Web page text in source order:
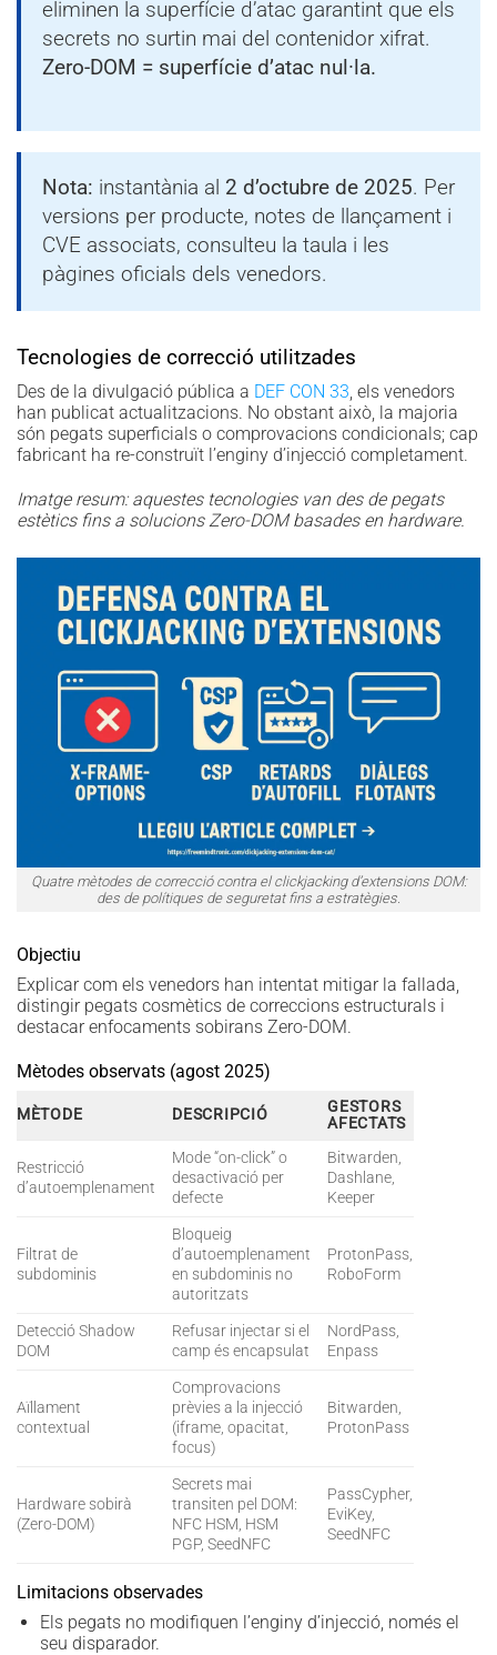
eliminen la superfície d’atac garantint que els
secrets no surtin mai del contenidor xifrat.
Zero-DOM = superfície d’atac nul·la.
Nota: instantània al 2 d’octubre de 2025. Per
versions per producte, notes de llançament i
CVE associats, consulteu la taula i les
pàgines oficials dels venedors.
Tecnologies de correcció utilitzades
Des de la divulgació pública a DEF CON 33, els venedors
han publicat actualitzacions. No obstant això, la majoria
són pegats superficials o comprovacions condicionals; cap
fabricant ha re-construït l’enginy d’injecció completament.
Imatge resum: aquestes tecnologies van des de pegats
estètics fins a solucions Zero-DOM basades en hardware.
Quatre mètodes de correcció contra el clickjacking d’extensions DOM:
des de polítiques de seguretat fins a estratègies.
Objectiu
Explicar com els venedors han intentat mitigar la fallada,
distingir pegats cosmètics de correccions estructurals i
destacar enfocaments sobirans Zero-DOM.
Mètodes observats (agost 2025)
MÈTODE DESCRIPCIÓ
GESTORS
AFECTATS
Restricció
d’autoemplenament
Mode “on-click” o
desactivació per
defecte
Bitwarden,
Dashlane,
Keeper
Filtrat de
subdominis
Bloqueig
d’autoemplenament
en subdominis no
autoritzats
ProtonPass,
RoboForm
Detecció Shadow
DOM
Refusar injectar si el
camp és encapsulat
NordPass,
Enpass
Aïllament
contextual
Comprovacions
prèvies a la injecció
(iframe, opacitat,
focus)
Bitwarden,
ProtonPass
Hardware sobirà
(Zero-DOM)
Secrets mai
transiten pel DOM:
NFC HSM, HSM
PGP, SeedNFC
PassCypher,
EviKey,
SeedNFC
Limitacions observades
Els pegats no modifiquen l’enginy d’injecció, només el
seu disparador.